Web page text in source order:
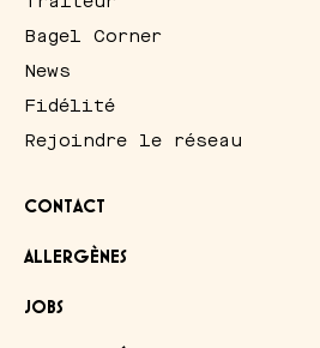
Bagel Corner
News
Fidélité
Rejoindre le réseau
CONTACT
ALLERGÈNES
JOBS